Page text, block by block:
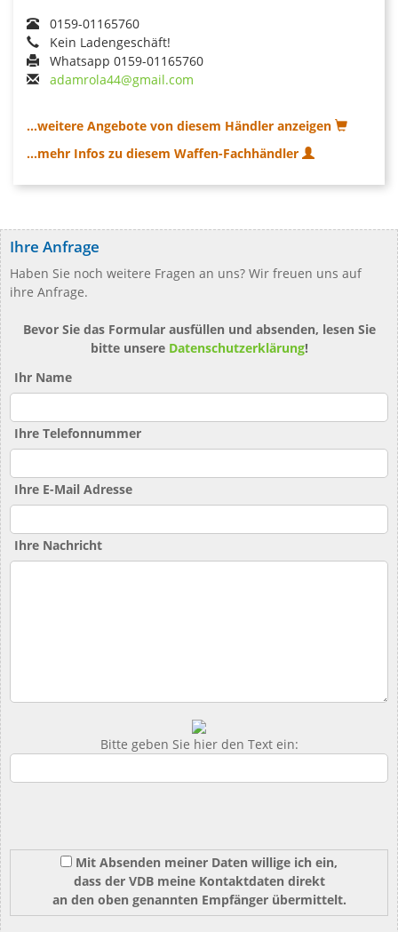
0159-01165760
Kein Ladengeschäft!
Whatsapp 0159-01165760
adamrola44@gmail.com
...weitere Angebote von diesem Händler anzeigen
...mehr Infos zu diesem Waffen-Fachhändler
Ihre Anfrage
Haben Sie noch weitere Fragen an uns? Wir freuen uns auf
ihre Anfrage.
Bevor Sie das Formular ausfüllen und absenden, lesen Sie
bitte unsere Datenschutzerklärung!
Ihr Name
Ihre Telefonnummer
Ihre E-Mail Adresse
Ihre Nachricht
Bitte geben Sie hier den Text ein:
Mit Absenden meiner Daten willige ich ein,
dass der VDB meine Kontaktdaten direkt
an den oben genannten Empfänger übermittelt.